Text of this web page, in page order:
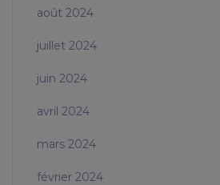
août 2024
juillet 2024
juin 2024
avril 2024
mars 2024
février 2024